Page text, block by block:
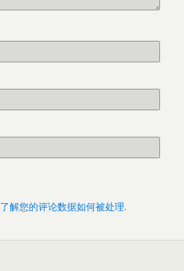
了解您的评论数据如何被处理.